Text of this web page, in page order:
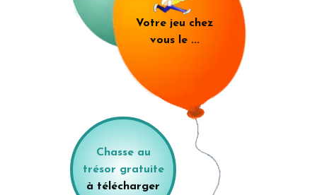
Votre jeu chez
vous le ...
Chasse au
trésor gratuite
à télécharger